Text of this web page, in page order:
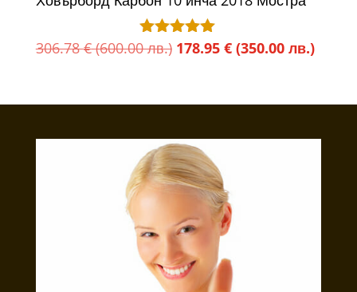
Оценено с
306.78€ (600.00 лв.) Original
(600.00
лв.).
178.95 € (350.00 лв.)